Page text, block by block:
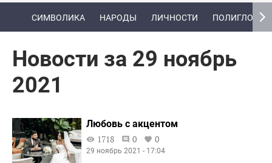
СИМВОЛИКА НАРОДЫ ЛИЧНОСТИ ПОЛИГЛОТ
Новости за 29 ноябрь
2021
Любовь с акцентом
1718
0 0
29 ноябрь 2021 - 17:04